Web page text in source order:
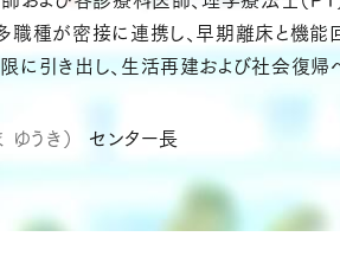
職種が密接に連携し、早期離床と機能
に引き出し、生活再建および社会復帰へ
ゆうき） センター長